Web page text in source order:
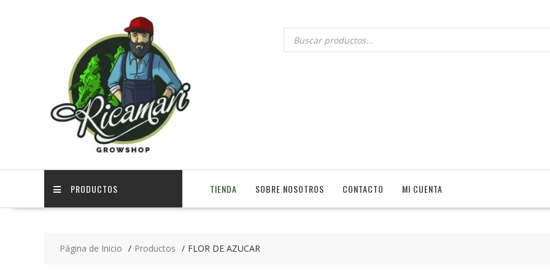
PRODUCTOS TIENDA SOBRE NOSOTROS CONTACTO MI CUENTA
Página de Inicio Productos FLOR DE AZUCAR